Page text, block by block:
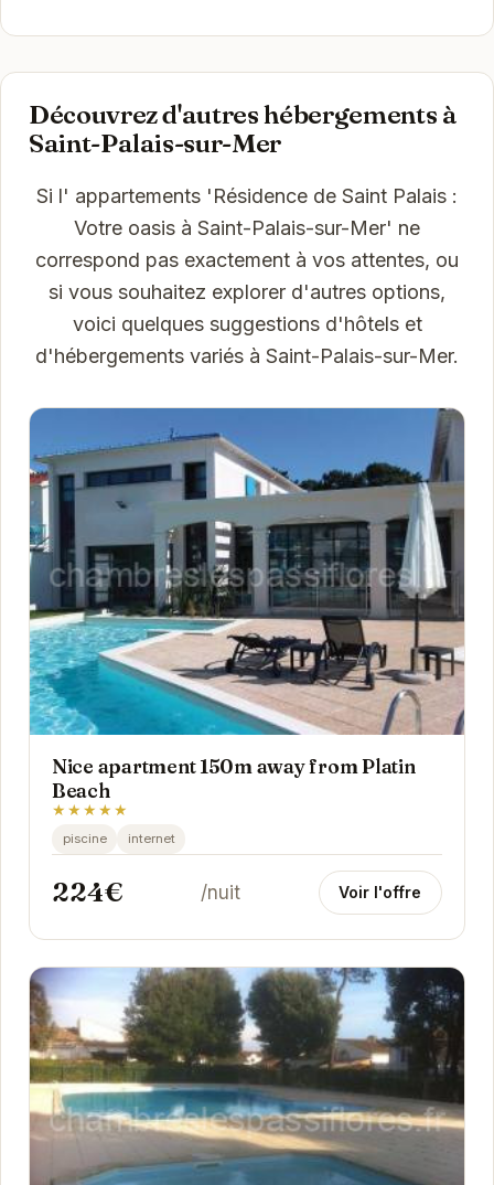
Découvrez d'autres hébergements à
Saint-Palais-sur-Mer
Si l' appartements 'Résidence de Saint Palais :
Votre oasis à Saint-Palais-sur-Mer' ne
correspond pas exactement à vos attentes, ou
si vous souhaitez explorer d'autres options,
voici quelques suggestions d'hôtels et
d'hébergements variés à Saint-Palais-sur-Mer.
Nice apartment 150m away from Platin
Beach
★★★★★
piscine internet
224€ /nuit Voir l'offre